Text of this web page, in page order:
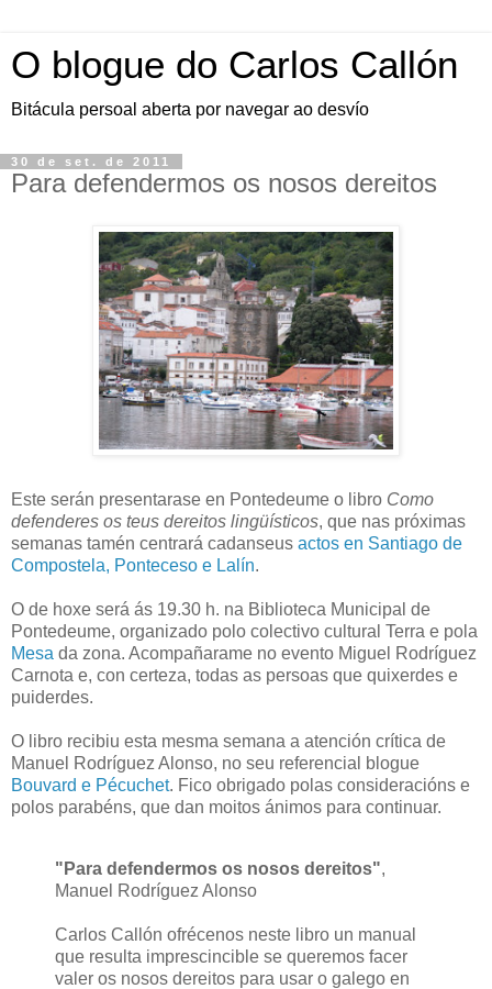
O blogue do Carlos Callón
Bitácula persoal aberta por navegar ao desvío
30 de set. de 2011
Para defendermos os nosos dereitos
Este serán presentarase en Pontedeume o libro Como
defenderes os teus dereitos lingüísticos, que nas próximas
semanas tamén centrará cadanseus actos en Santiago de
Compostela, Ponteceso e Lalín.
O de hoxe será ás 19.30 h. na Biblioteca Municipal de
Pontedeume, organizado polo colectivo cultural Terra e pola
Mesa da zona. Acompañarame no evento Miguel Rodríguez
Carnota e, con certeza, todas as persoas que quixerdes e
puiderdes.
O libro recibiu esta mesma semana a atención crítica de
Manuel Rodríguez Alonso, no seu referencial blogue
Bouvard e Pécuchet. Fico obrigado polas consideracións e
polos parabéns, que dan moitos ánimos para continuar.
"Para defendermos os nosos dereitos",
Manuel Rodríguez Alonso
Carlos Callón ofrécenos neste libro un manual
que resulta imprescincible se queremos facer
valer os nosos dereitos para usar o galego en